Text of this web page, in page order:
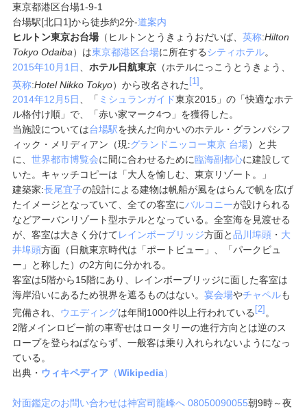
東京都港区台場1-9-1
台場駅[北口1]から徒歩約2分-道案内
ヒルトン東京お台場（ヒルトンとうきょうおだいば、 英称:Hilton
Tokyo Odaiba）は東京都港区台場に所在するシティホテル。
2015年10月1日 ホテル日航東京（ホテルにっこうとうきょう、
英称:Hotel Nikko Tokyo）から改名された [1]
2014年12月5日 、「 ミシュランガイド東京2015」の「快適なホテ
ル格付け順」で、「赤い家マーク4つ」を獲得した。
当施設については台場駅を挟んだ向かいのホテル・グランパシフ
ィック・メリディアン（現:グランドニッコー東京 台場）と共
に、 世界都市博覧会に間に合わせるために臨海副都心に建設して
いた。キャッチコピーは「大人を愉しむ、東京リゾート。」
建築家:長尾宜子の設計による建物は帆船が風をはらんで帆を広げ
たイメージとなっていて、全ての客室にバルコニーが設けられる
などアーバンリゾート型ホテルとなっている。全室海を見渡せる
が、客室は大きく分けてレインボーブリッジ方面と品川埠頭・ 大
井埠頭方面（日航東京時代は「ポートビュー」、「パークビュ
ー」と称した）の2方向に分かれる。
客室は5階から15階にあり、レインボーブリッジに面した客室は
海岸沿いにあるため視界を遮るものはない。 宴会場やチャペルも
完備され、 ウエディングは年間1000件以上行われている [2] 。
2階メインロビー前の車寄せはロータリーの進行方向とは逆のス
ロープを登らねばならず、一般客は乗り入れられないようになっ
ている。
出典・ ウィキペディア（Wikipedia）
対面鑑定のお問い合わせは神宮司龍峰へ 08050090055朝9時～夜